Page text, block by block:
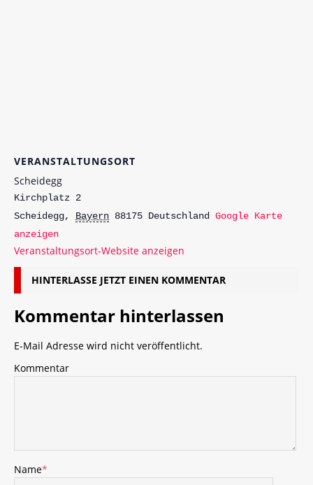
VERANSTALTUNGSORT
Scheidegg
Kirchplatz 2
Scheidegg, Bayern 88175 Deutschland Google Karte
anzeigen
Veranstaltungsort-Website anzeigen
HINTERLASSE JETZT EINEN KOMMENTAR
Kommentar hinterlassen
E-Mail Adresse wird nicht veröffentlicht.
Kommentar
Name*